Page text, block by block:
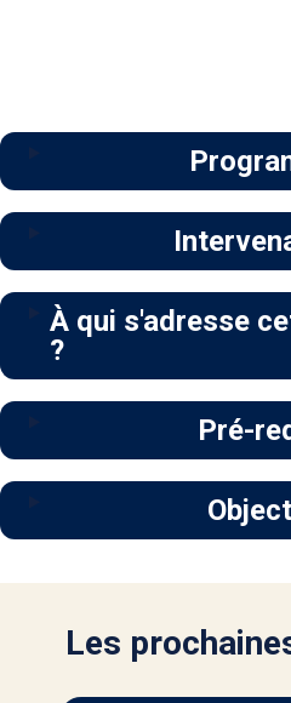
À qui s'adresse
?
Pré-
Les